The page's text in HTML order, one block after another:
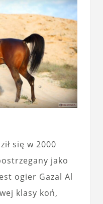
się w 2000
jako
ogier Gazal Al
klasy koń,